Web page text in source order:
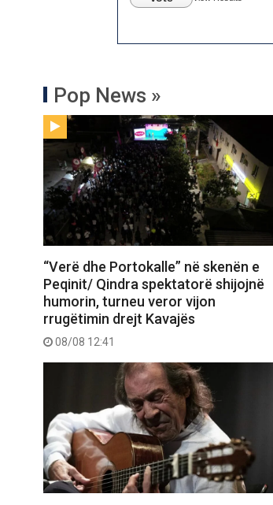
Pop News »
“Verë dhe Portokalle” në skenën e
Peqinit/ Qindra spektatorë shijojnë
humorin, turneu veror vijon
rrugëtimin drejt Kavajës
08/08 12:41